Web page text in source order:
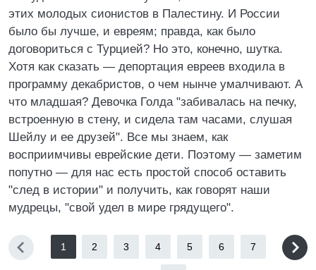
этих молодых сионистов в Палестину. И России
было бы лучше, и евреям; правда, как было
договориться с Турцией? Но это, конечно, шутка.
Хотя как сказать — депортация евреев входила в
программу декабристов, о чем нынче умалчивают. А
что младшая? Девочка Голда "забивалась на печку,
встроенную в стену, и сидела там часами, слушая
Шейлу и ее друзей". Все мы знаем, как
восприимчивы еврейские дети. Поэтому — заметим
попутно — для нас есть простой способ оставить
"след в истории" и получить, как говорят наши
мудрецы, "свой удел в мире грядущего".
1 2 3 4 5 6 7